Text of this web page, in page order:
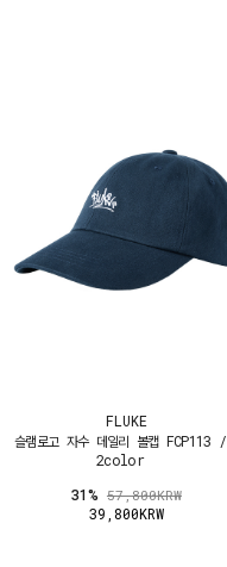
FLUKE
슬램로고 자수 데일리 볼캡 FCP113 /
2color
31% 57,800KRW
39,800KRW